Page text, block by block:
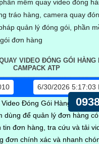
VIDEO ĐÓNG GÓI HÀNG
CAMPACK ATP
6/30/2026 5:17:03
Đóng Gói Hàng Hóa
dùng để quản lý đơn hàng
tin đơn hàng, tra cứu và tải
đơn chính xác và nhanh